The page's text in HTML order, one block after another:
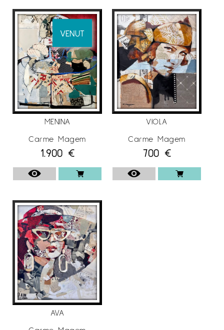
Londres,NY,ect.
OBRA
Durant molt temps treballa principalment l’oli i
el dibuix. I des de principis del 2005
s’introdueix en elcollage
, aconseguint una
tècnica pròpia que combina aquest amb la
pintura a l’oli. Creant un efecte molt
característic en les seves obres.
Immersa cada cop més en aquesta tècnica,
aprofundint i investigant totes les seves
possibilitats, tracta diversos temes, entre els
En la seva obra, el retrat és una part
significativa de la seva obra, personatges
mítics del món del cinema, les arts, la cultura,
la lluita social… i també de particulars
realitzats per encàrrec.
Darrerament ha col·laborat amb diferents
publicacions i obres seves han estat
portades de llibres i revistes
VENUT
MENINA
Carme Magem
1.900 €
AVA
VIOLA
Carme Magem
700 €